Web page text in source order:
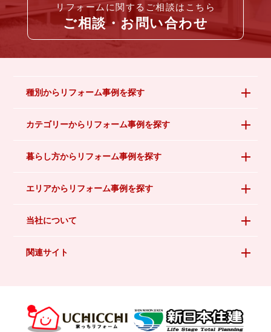
リフォームに関するご相談はこちら
ご相談・お問い合わせ
種別からリフォーム事例を探す
カテゴリーからリフォーム事例を探す
暮らし方からリフォーム事例を探す
エリアからリフォーム事例を探す
当社について
関連サイト